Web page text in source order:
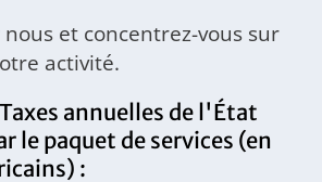
et concentrez-vous sur
activité.
annuelles de l'État
le paquet de services (en
: